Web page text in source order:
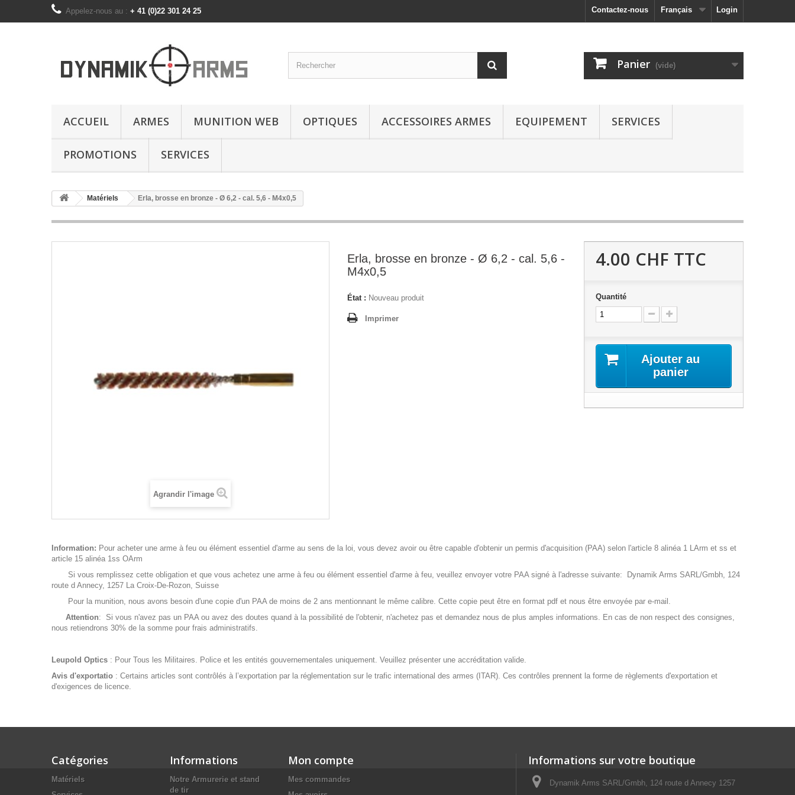
Login
Français
Contactez-nous
Appelez-nous au : + 41 (0)22 301 24 25
Panier (vide)
ACCUEIL ARMES MUNITION WEB OPTIQUES ACCESSOIRES ARMES EQUIPEMENT SERVICES
PROMOTIONS SERVICES
Matériels Erla, brosse en bronze - Ø 6,2 - cal. 5,6 - M4x0,5
Agrandir l'image
Erla, brosse en bronze - Ø 6,2 - cal. 5,6 -
M4x0,5
État : Nouveau produit
Imprimer
4.00 CHF TTC
Quantité
Ajouter au
panier
Information: Pour acheter une arme à feu ou élément essentiel d'arme au sens de la loi, vous devez avoir ou être capable d'obtenir un permis d'acquisition (PAA) selon l'article 8 alinéa 1 LArm et ss et
article 15 alinéa 1ss OArm
Si vous remplissez cette obligation et que vous achetez une arme à feu ou élément essentiel d'arme à feu, veuillez envoyer votre PAA signé à l'adresse suivante: Dynamik Arms SARL/Gmbh, 124
route d Annecy, 1257 La Croix-De-Rozon, Suisse
Pour la munition, nous avons besoin d'une copie d'un PAA de moins de 2 ans mentionnant le même calibre. Cette copie peut être en format pdf et nous être envoyée par e-mail.
Attention: Si vous n'avez pas un PAA ou avez des doutes quand à la possibilité de l'obtenir, n'achetez pas et demandez nous de plus amples informations. En cas de non respect des consignes,
nous retiendrons 30% de la somme pour frais administratifs.
Leupold Optics : Pour Tous les Militaires. Police et les entités gouvernementales uniquement. Veuillez présenter une accréditation valide.
Avis d'exportatio : Certains articles sont contrôlés à l’exportation par la réglementation sur le trafic international des armes (ITAR). Ces contrôles prennent la forme de règlements d'exportation et
d'exigences de licence.
Catégories
Matériels
Informations
Notre Armurerie et stand
de tir
Mon compte
Mes commandes
Informations sur votre boutique
Dynamik Arms SARL/Gmbh, 124 route d Annecy 1257